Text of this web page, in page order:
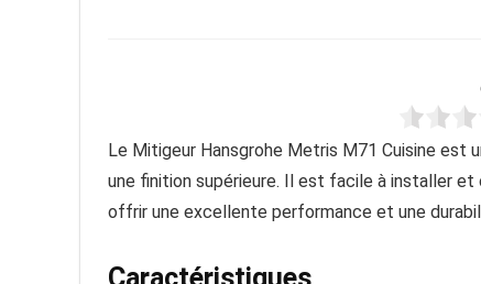
Le Mitigeur Hansgrohe Metris M71 Cuisine est
une finition supérieure. Il est facile à installer
offrir une excellente performance et une